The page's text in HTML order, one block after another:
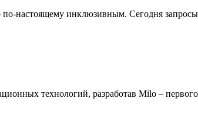
по-настоящему инклюзивным. Сегодня
технологий, разработав Milo –